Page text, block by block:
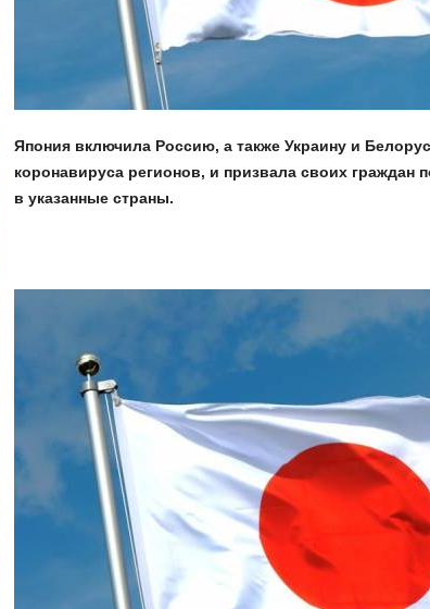
Япония включила Россию, а также Украину и
коронавируса регионов, и призвала своих граждан
в указанные страны.